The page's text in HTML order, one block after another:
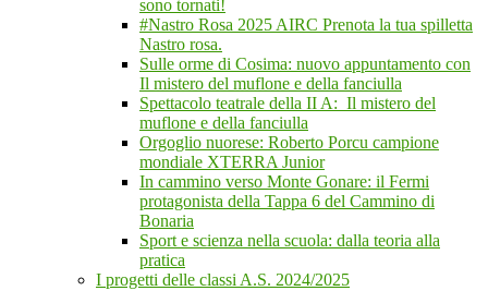
sono tornati!
#Nastro Rosa 2025 AIRC Prenota la tua spilletta
Nastro rosa.
Sulle orme di Cosima: nuovo appuntamento con
Il mistero del muflone e della fanciulla
Spettacolo teatrale della II A: Il mistero del
muflone e della fanciulla
Orgoglio nuorese: Roberto Porcu campione
mondiale XTERRA Junior
In cammino verso Monte Gonare: il Fermi
protagonista della Tappa 6 del Cammino di
Bonaria
Sport e scienza nella scuola: dalla teoria alla
pratica
I progetti delle classi A.S. 2024/2025